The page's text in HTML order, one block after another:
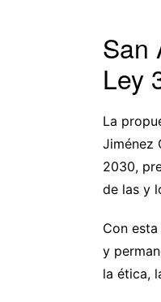
San
Ley
La
Jiménez
2030,
de las y
Con
y
la ética,